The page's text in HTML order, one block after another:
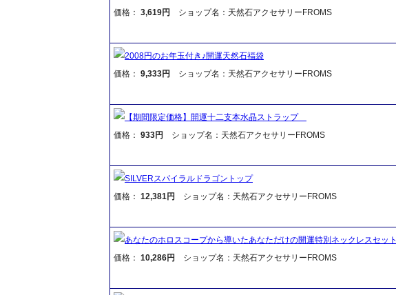
価格： 3,619円 ショップ名：天然石アクセサリーFROMS
2008円のお年玉付き♪開運天然石福袋
価格： 9,333円 ショップ名：天然石アクセサリーFROMS
【期間限定価格】開運十二支本水晶ストラップ
価格： 933円 ショップ名：天然石アクセサリーFROMS
SILVERスパイラルドラゴントップ
価格： 12,381円 ショップ名：天然石アクセサリーFROMS
あなたのホロスコープから導いたあなただけの開運特別ネックレスセット
価格： 10,286円 ショップ名：天然石アクセサリーFROMS